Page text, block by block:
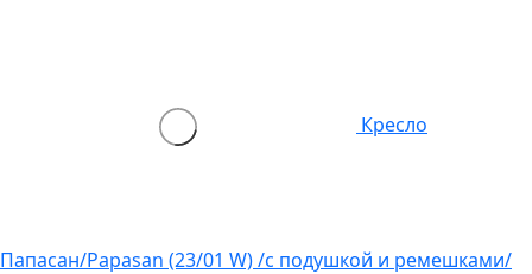
Кресло
Папасан/Papasan (23/01 W) /с подушкой и ремешками/